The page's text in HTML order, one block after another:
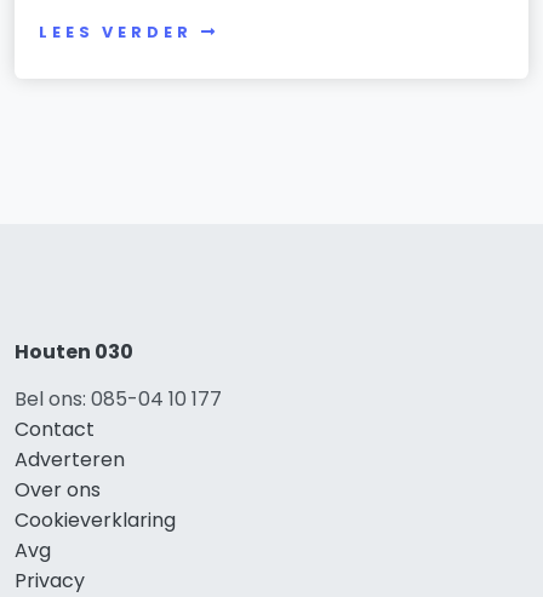
LEES VERDER
Houten 030
Bel ons: 085-04 10 177
Contact
Adverteren
Over ons
Cookieverklaring
Avg
Privacy